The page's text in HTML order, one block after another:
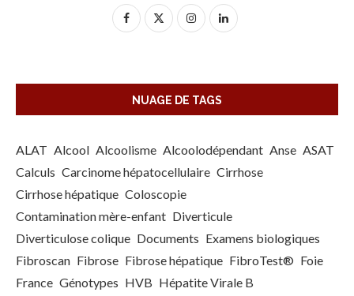
NUAGE DE TAGS
ALAT Alcool Alcoolisme Alcoolodépendant Anse ASAT
Calculs Carcinome hépatocellulaire Cirrhose
Cirrhose hépatique Coloscopie
Contamination mère-enfant Diverticule
Diverticulose colique Documents Examens biologiques
Fibroscan Fibrose Fibrose hépatique FibroTest® Foie
France Génotypes HVB Hépatite Virale B